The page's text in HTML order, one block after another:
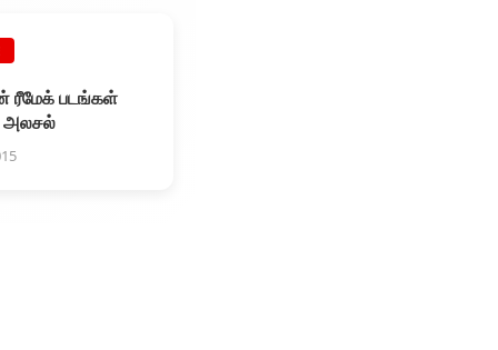
ரீமேக் படங்கள்
அலசல்